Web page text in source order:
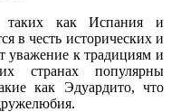
таких как Испания и
в честь исторических и
уважение к традициям и
странах популярны
как Эдуардито, что